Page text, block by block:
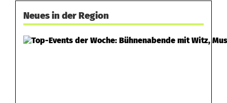
Neues in der Region